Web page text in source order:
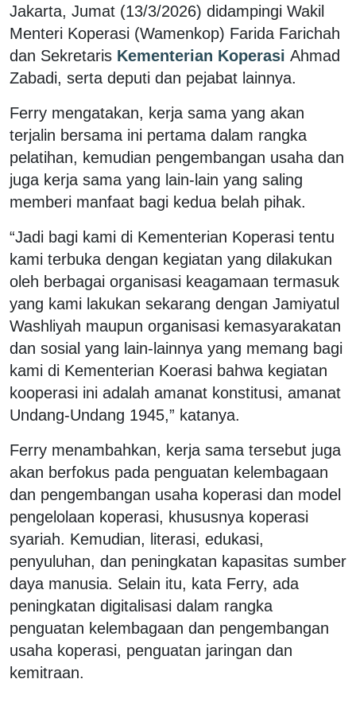
Jakarta, Jumat (13/3/2026) didampingi Wakil
Menteri Koperasi (Wamenkop) Farida Farichah
dan Sekretaris Kementerian Koperasi Ahmad
Zabadi, serta deputi dan pejabat lainnya.
Ferry mengatakan, kerja sama yang akan
terjalin bersama ini pertama dalam rangka
pelatihan, kemudian pengembangan usaha dan
juga kerja sama yang lain-lain yang saling
memberi manfaat bagi kedua belah pihak.
“Jadi bagi kami di Kementerian Koperasi tentu
kami terbuka dengan kegiatan yang dilakukan
oleh berbagai organisasi keagamaan termasuk
yang kami lakukan sekarang dengan Jamiyatul
Washliyah maupun organisasi kemasyarakatan
dan sosial yang lain-lainnya yang memang bagi
kami di Kementerian Koerasi bahwa kegiatan
kooperasi ini adalah amanat konstitusi, amanat
Undang-Undang 1945,” katanya.
Ferry menambahkan, kerja sama tersebut juga
akan berfokus pada penguatan kelembagaan
dan pengembangan usaha koperasi dan model
pengelolaan koperasi, khususnya koperasi
syariah. Kemudian, literasi, edukasi,
penyuluhan, dan peningkatan kapasitas sumber
daya manusia. Selain itu, kata Ferry, ada
peningkatan digitalisasi dalam rangka
penguatan kelembagaan dan pengembangan
usaha koperasi, penguatan jaringan dan
kemitraan.